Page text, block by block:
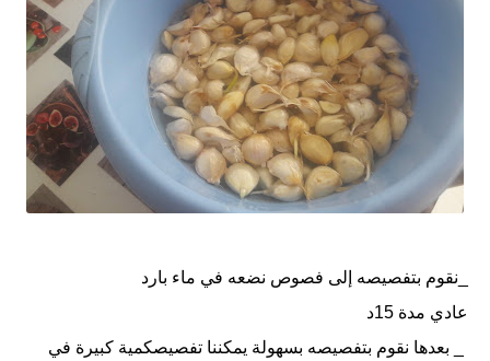
_نقوم بتفصيصه إلى فصوص نضعه في ماء بارد
عادي مدة 15د
_ بعدها نقوم بتفصيصه بسهولة يمكننا تفصيصكمية كبيرة في